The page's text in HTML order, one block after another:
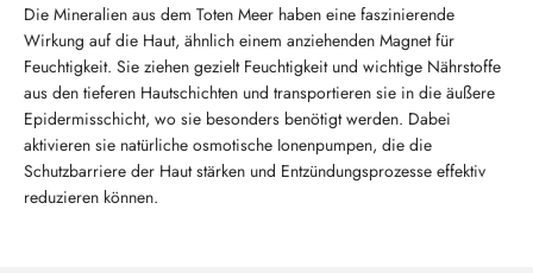
Die Mineralien aus dem Toten Meer haben eine faszinierende
Wirkung auf die Haut, ähnlich einem anziehenden Magnet für
Feuchtigkeit. Sie ziehen gezielt Feuchtigkeit und wichtige Nährstoffe
aus den tieferen Hautschichten und transportieren sie in die äußere
Epidermisschicht, wo sie besonders benötigt werden. Dabei
aktivieren sie natürliche osmotische Ionenpumpen, die die
Schutzbarriere der Haut stärken und Entzündungsprozesse effektiv
reduzieren können.